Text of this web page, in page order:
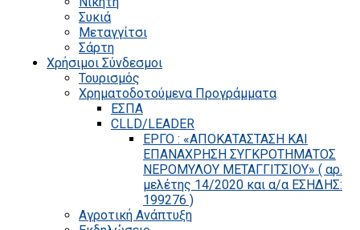
Συκιά
Μεταγγίτσι
Σάρτη
Χρήσιμοι Σύνδεσμοι
Τουρισμός
Χρηματοδοτούμενα Προγράμματα
ΕΣΠΑ
CLLD/LEADER
ΕΡΓΟ : «ΑΠΟΚΑΤΑΣΤΑΣΗ ΚΑΙ
ΕΠΑΝΑΧΡΗΣΗ ΣΥΓΚΡΟΤΗΜΑΤΟΣ
ΝΕΡΟΜΥΛΟΥ ΜΕΤΑΓΓΙΤΣΙΟΥ» ( αρ.
μελέτης 14/2020 και α/α ΕΣΗΔΗΣ:
199276 )
Αγροτική Ανάπτυξη